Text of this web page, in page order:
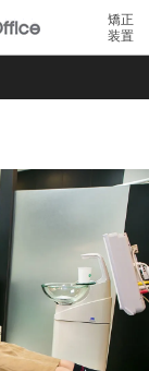
矯正
装置